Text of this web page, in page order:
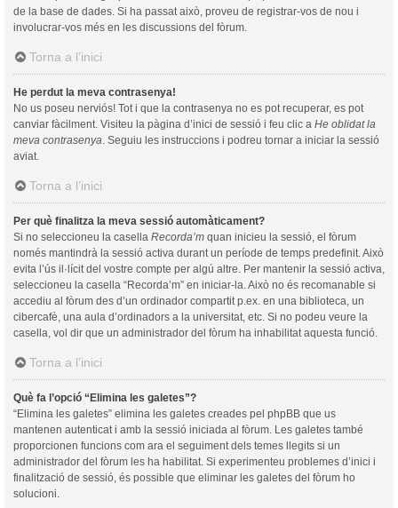
de la base de dades. Si ha passat això, proveu de registrar-vos de nou i
involucrar-vos més en les discussions del fòrum.
Torna a l’inici
He perdut la meva contrasenya!
No us poseu nerviós! Tot i que la contrasenya no es pot recuperar, es pot
canviar fàcilment. Visiteu la pàgina d’inici de sessió i feu clic a He oblidat la
meva contrasenya . Seguiu les instruccions i podreu tornar a iniciar la sessió
aviat.
Torna a l’inici
Per què finalitza la meva sessió automàticament?
Si no seleccioneu la casella Recorda’m quan inicieu la sessió, el fòrum
només mantindrà la sessió activa durant un període de temps predefinit. Això
evita l’ús il·lícit del vostre compte per algú altre. Per mantenir la sessió activa,
seleccioneu la casella “Recorda’m” en iniciar-la. Això no és recomanable si
accediu al fòrum des d’un ordinador compartit p.ex. en una biblioteca, un
cibercafè, una aula d’ordinadors a la universitat, etc. Si no podeu veure la
casella, vol dir que un administrador del fòrum ha inhabilitat aquesta funció.
Torna a l’inici
Què fa l’opció “Elimina les galetes”?
“Elimina les galetes” elimina les galetes creades pel phpBB que us
mantenen autenticat i amb la sessió iniciada al fòrum. Les galetes també
proporcionen funcions com ara el seguiment dels temes llegits si un
administrador del fòrum les ha habilitat. Si experimenteu problemes d’inici i
finalització de sessió, és possible que eliminar les galetes del fòrum ho
solucioni.